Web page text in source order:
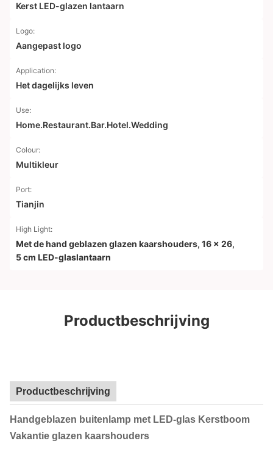
Kerst LED-glazen lantaarn
Logo:
Aangepast logo
Application:
Het dagelijks leven
Use:
Home.Restaurant.Bar.Hotel.Wedding
Colour:
Multikleur
Port:
Tianjin
High Light:
Met de hand geblazen glazen kaarshouders, 16 x 26,
5 cm LED-glaslantaarn
Productbeschrijving
Productbeschrijving
Handgeblazen buitenlamp met LED-glas Kerstboom
Vakantie glazen kaarshouders